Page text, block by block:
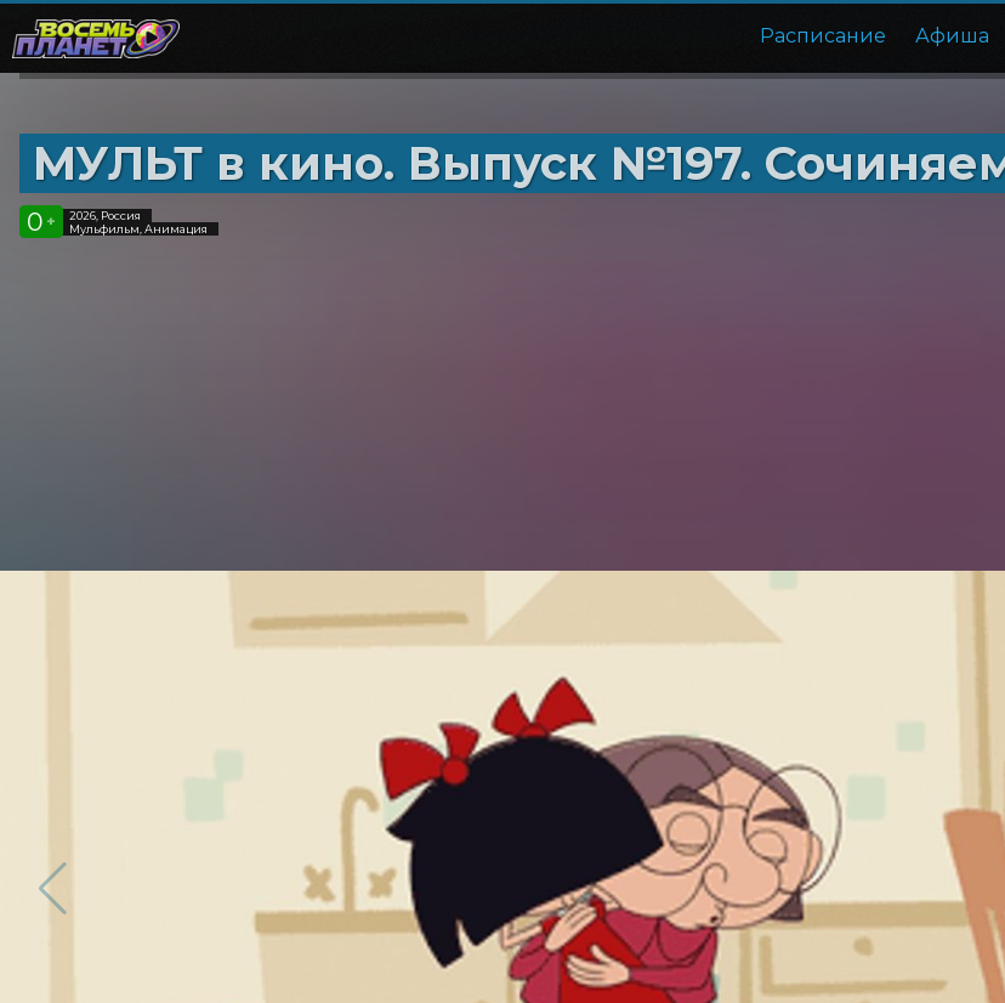
Расписание Афиша
МУЛЬТ в кино. Выпуск №197.
0 +
2026, Россия
Мульфильм, Анимация